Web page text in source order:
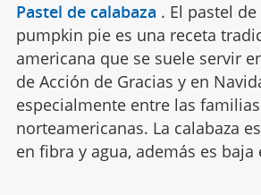
Pastel de calabaza . El pastel
pumpkin pie es una receta
americana que se suele servir
de Acción de Gracias y en
especialmente entre las familias
norteamericanas. La calabaza
en fibra y agua, además es baja